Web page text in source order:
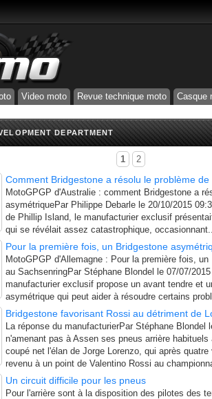
Video moto Revue technique moto Casque
DEPARTMENT
1 2
Comment Bridgestone a résolu le problème
MotoGPGP d'Australie : comment Bridgestone a
asymétriquePar Philippe Debarle le 20/10/2015
de Phillip Island, le manufacturier exclusif
qui se révélait assez catastrophique,
Pour la première fois, un Bridgestone
MotoGPGP d'Allemagne : Pour la première fois,
au SachsenringPar Stéphane Blondel le 07/07/
manufacturier exclusif propose un avant tendre et
asymétrique qui peut aider à résoudre certains
Bridgestone favorisant Rossi au détriment de
La réponse du manufacturierPar Stéphane Blondel
n'amenant pas à Assen ses pneus arrière
coupé net l'élan de Jorge Lorenzo, qui après
revenu à un point de Valentino Rossi au
Un circuit difficile pour les pneus
Pour l'arrière sont à la disposition des pilotes des